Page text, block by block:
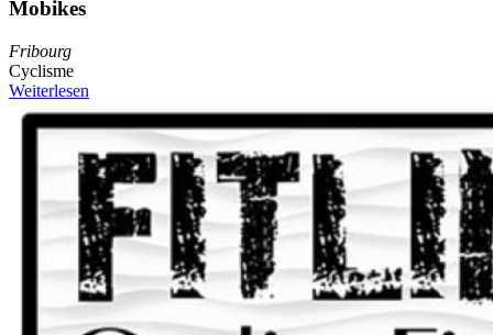
Mobikes
Fribourg
Cyclisme
Weiterlesen